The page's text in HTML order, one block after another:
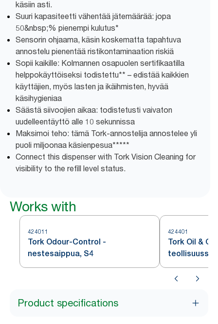
käsiin asti.
Suuri kapasiteetti vähentää jätemäärää: jopa
50&nbsp;% pienempi kulutus*
Sensorin ohjaama, käsin koskematta tapahtuva
annostelu pienentää ristikontaminaation riskiä
Sopii kaikille: Kolmannen osapuolen sertifikaatilla
helppokäyttöiseksi todistettu** – edistää kaikkien
käyttäjien, myös lasten ja ikäihmisten, hyvää
käsihygieniaa
Säästä siivoojien aikaa: todistetusti vaivaton
uudelleentäyttö alle 10 sekunnissa
Maksimoi teho: tämä Tork-annostelija annostelee yli
puoli miljoonaa käsienpesua*****
Connect this dispenser with Tork Vision Cleaning for
visibility to the refill level status.
Works with
424011
Tork Odour-Control -
nestesaippua, S4
424401
Tork Oil &
Product specifications